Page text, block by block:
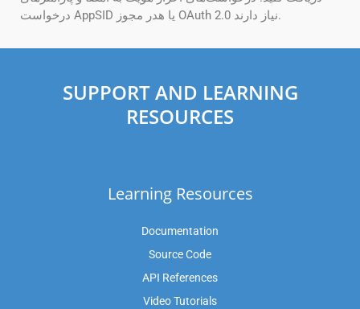
درخواست AppSID یا هدر مجوز OAuth 2.0 نیاز دارند.
SUPPORT AND LEARNING
RESOURCES
Learning Resources
Documentation
Source Code
API References
Video Tutorials